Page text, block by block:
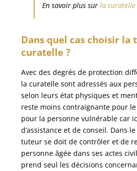
En savoir plus sur la curatelle
Dans quel cas choisir la
curatelle ?
Avec des degrés de protection
la curatelle sont adressés aux
selon leurs état physiques et
reste moins contraignante pour
pour la personne vulnérable car
d’assistance et de conseil. Dans
tuteur se doit de contrôler et de
personne âgée dans ses actes
prend seul les décisions